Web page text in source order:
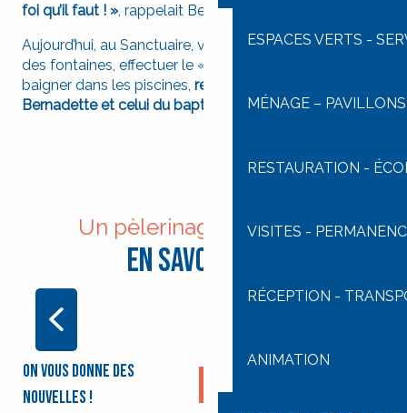
ESPACES VERTS -
MÉNAGE –
RESTAURATION -
VISITES -
RÉCEPTION -
ANIMATION
foi qu’il faut ! », rappelait Bernadette.
Aujourd’hui, au Sanctuaire, vous pouvez prendre l’eau
des fontaines, effectuer le « Geste de l’eau » ou vous
baigner dans les piscines, reproduisant le geste de
Bernadette et celui du baptême
Un pèlerinage à Lourdes
En savoir plus
On vous donne des
nouvelles !